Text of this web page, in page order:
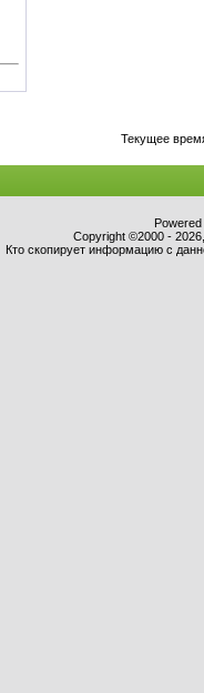
Текущее
Copyright ©2000 -
Кто скопирует информацию с